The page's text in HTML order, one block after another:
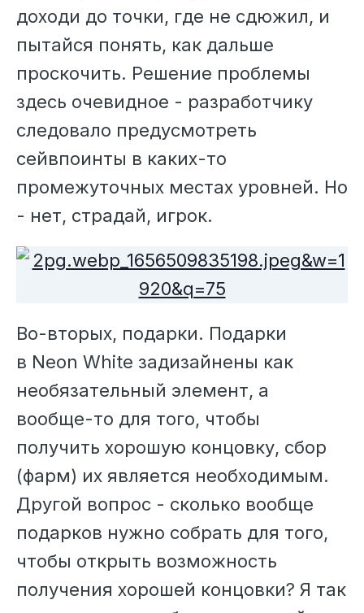
доходи до точки, где не сдюжил, и
пытайся понять, как дальше
проскочить. Решение проблемы
здесь очевидное - разработчику
следовало предусмотреть
сейвпоинты в каких-то
промежуточных местах уровней. Но
- нет, страдай, игрок.
Во-вторых, подарки. Подарки
в Neon White задизайнены как
необязательный элемент, а
вообще-то для того, чтобы
получить хорошую концовку, сбор
(фарм) их является необходимым.
Другой вопрос - сколько вообще
подарков нужно собрать для того,
чтобы открыть возможность
получения хорошей концовки? Я так